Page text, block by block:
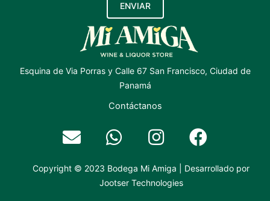
ENVIAR
Esquina de Via Porras y Calle 67 San Francisco, Ciudad de
Panamá
Contáctanos
Copyright © 2023 Bodega Mi Amiga | Desarrollado por
Jootser Technologies